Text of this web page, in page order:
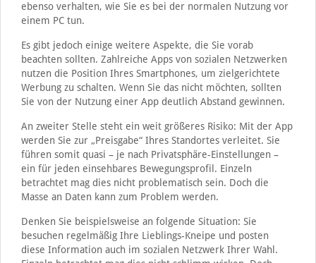
ebenso verhalten, wie Sie es bei der normalen Nutzung vor
einem PC tun.
Es gibt jedoch einige weitere Aspekte, die Sie vorab
beachten sollten. Zahlreiche Apps von sozialen Netzwerken
nutzen die Position Ihres Smartphones, um zielgerichtete
Werbung zu schalten. Wenn Sie das nicht möchten, sollten
Sie von der Nutzung einer App deutlich Abstand gewinnen.
An zweiter Stelle steht ein weit größeres Risiko: Mit der App
werden Sie zur „Preisgabe“ Ihres Standortes verleitet. Sie
führen somit quasi – je nach Privatsphäre-Einstellungen –
ein für jeden einsehbares Bewegungsprofil. Einzeln
betrachtet mag dies nicht problematisch sein. Doch die
Masse an Daten kann zum Problem werden.
Denken Sie beispielsweise an folgende Situation: Sie
besuchen regelmäßig Ihre Lieblings-Kneipe und posten
diese Information auch im sozialen Netzwerk Ihrer Wahl.